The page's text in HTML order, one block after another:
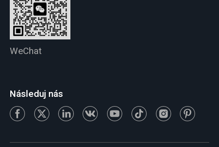
WeChat
Následuj nás